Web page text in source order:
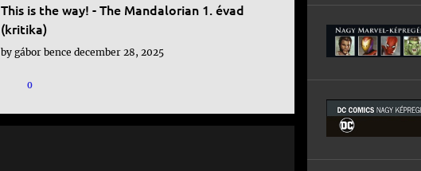
This is the way! - The Mandalorian 1. évad
(kritika)
by gábor bence december 28, 2025
0